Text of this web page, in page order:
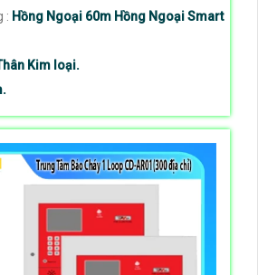
: Hồng Ngoại 60m Hồng Ngoại Smart
Kim loại.